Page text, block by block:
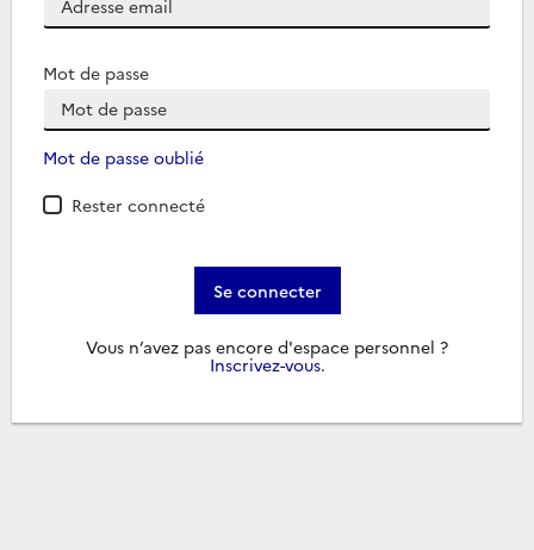
Mot de passe
Mot de passe oublié
Rester connecté
Se connecter
Vous n’avez pas encore d'espace personnel ?
Inscrivez-vous.